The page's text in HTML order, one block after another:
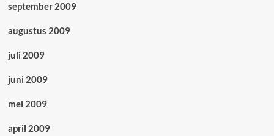
september 2009
augustus 2009
juli 2009
juni 2009
mei 2009
april 2009